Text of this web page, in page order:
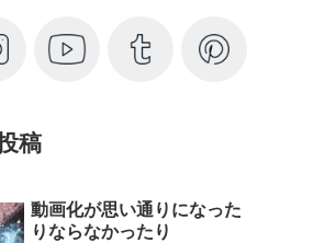
稿
動画化が思い通りになった
りならなかったり